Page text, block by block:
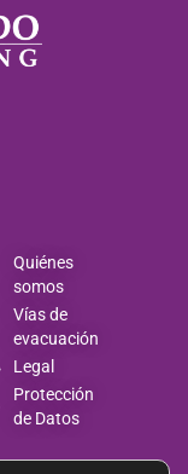
Quiénes
somos
Vías de
evacuación
Legal
Protección
de Datos